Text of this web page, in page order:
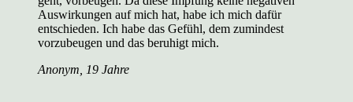
Auswirkungen auf mich hat, habe ich mich dafür
entschieden. Ich habe das Gefühl, dem zumindest
vorzubeugen und das beruhigt mich.
Anonym, 19 Jahre